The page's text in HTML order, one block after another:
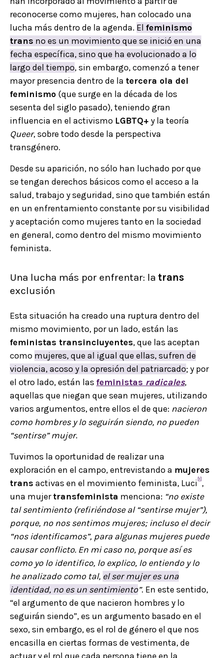
reconocerse como mujeres, han colocado una
lucha más dentro de la agenda. El feminismo
trans no es un movimiento que se inició en una
fecha específica, sino que ha evolucionado a lo
largo del tiempo, sin embargo, comenzó a tener
mayor presencia dentro de la tercera ola del
feminismo (que surge en la década de los
sesenta del siglo pasado), teniendo gran
influencia en el activismo LGBTQ+ y la teoría
Queer, sobre todo desde la perspectiva
transgénero.
Desde su aparición, no sólo han luchado por que
se tengan derechos básicos como el acceso a la
salud, trabajo y seguridad, sino que también están
en un enfrentamiento constante por su visibilidad
y aceptación como mujeres tanto en la sociedad
en general, como dentro del mismo movimiento
feminista.
Una lucha más por enfrentar: la trans
exclusión
Esta situación ha creado una ruptura dentro del
mismo movimiento, por un lado, están las
feministas transincluyentes, que las aceptan
como mujeres, que al igual que ellas, sufren de
violencia, acoso y la opresión del patriarcado; y por
el otro lado, están las feministas radicales,
aquellas que niegan que sean mujeres, utilizando
varios argumentos, entre ellos el de que: nacieron
como hombres y lo seguirán siendo, no pueden
“sentirse” mujer.
Tuvimos la oportunidad de realizar una
exploración en el campo, entrevistando a mujeres
trans activas en el movimiento feminista, Luci [1] ,
una mujertransfeminista menciona: “no existe
tal sentimiento (refiriéndose al “sentirse mujer”),
porque, no nos sentimos mujeres; incluso el decir
“nos identificamos”, para algunas mujeres puede
causar conflicto. En mi caso no, porque así es
como yo lo identifico, lo explico, lo entiendo y lo
he analizado como tal, el ser mujer es una
identidad, no es un sentimiento”. En este sentido,
“el argumento de que nacieron hombres y lo
seguirán siendo”, es un argumento basado en el
sexo, sin embargo, es el rol de género el que nos
encasilla en ciertas formas de vestimenta, de